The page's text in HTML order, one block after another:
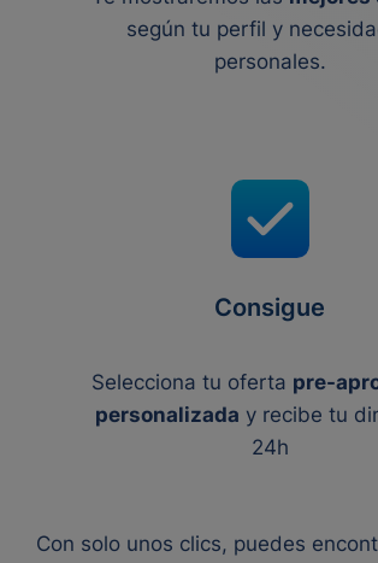
según tu perfil y
personales.
Consigue
Selecciona tu oferta pre-
personalizada y recibe tu
24h
Con solo unos clics, puedes